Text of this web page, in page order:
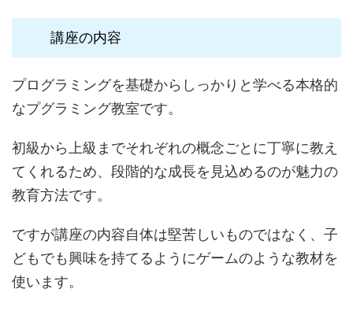
講座の内容
プログラミングを基礎からしっかりと学べる本格的
なプグラミング教室です。
初級から上級までそれぞれの概念ごとに丁寧に教え
てくれるため、段階的な成長を見込めるのが魅力の
教育方法です。
ですが講座の内容自体は堅苦しいものではなく、子
どもでも興味を持てるようにゲームのような教材を
使います。